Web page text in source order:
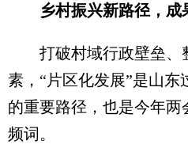
乡村振兴新路径，成
打破村域行政壁垒、
素，“片区化发展”是山
的重要路径，也是今年
频词。